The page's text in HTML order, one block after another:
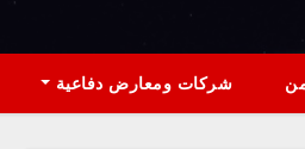
شركات ومعارض دفاعية